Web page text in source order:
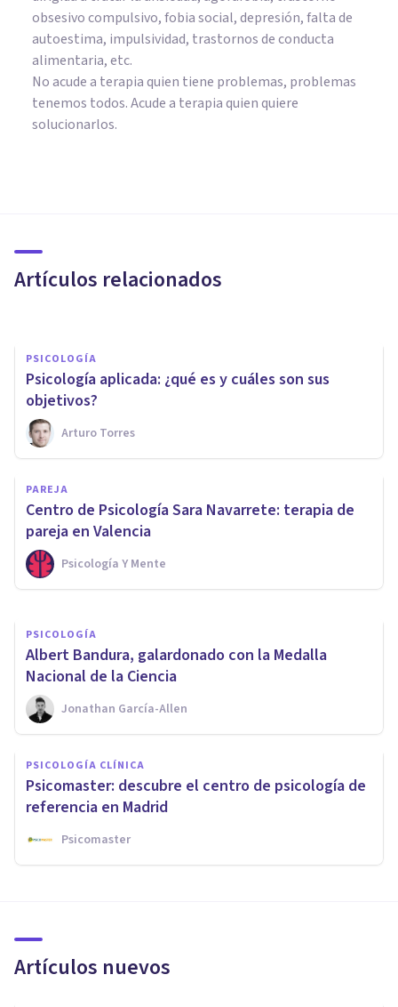
obsesivo compulsivo, fobia social, depresión, falta de
autoestima, impulsividad, trastornos de conducta
alimentaria, etc.
No acude a terapia quien tiene problemas, problemas
tenemos todos. Acude a terapia quien quiere
solucionarlos.
Artículos relacionados
adiós
PSICOLOGÍA
​Psicología aplicada: ¿qué es y cuáles son sus
objetivos?
Arturo Torres
PAREJA
Centro de Psicología Sara Navarrete: terapia de
pareja en Valencia
Psicología Y Mente
​Los 7 mejores Másters en
terapia psicológica
Psicología Y Mente
PSICOLOGÍA
​Albert Bandura, galardonado con la Medalla
Nacional de la Ciencia
Jonathan García-Allen
PSICOLOGÍA CLÍNICA
Psicomaster: descubre el centro de psicología de
referencia en Madrid
Psicomaster
Artículos nuevos